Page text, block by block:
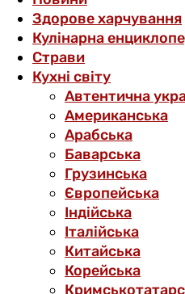
Здорове харчування
Кулінарна
Страви
Кухні світу
Автентична
Американська
Арабська
Баварська
Грузинська
Європейська
Індійська
Італійська
Китайська
Корейська